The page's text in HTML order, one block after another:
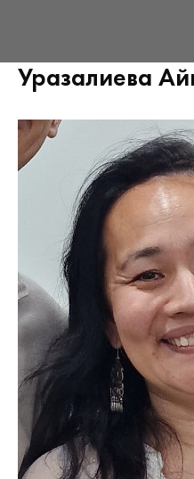
Уразалиева